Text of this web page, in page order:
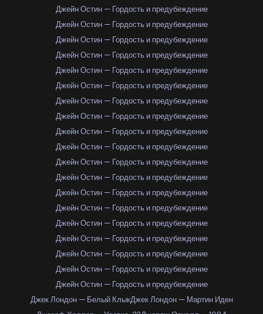
Джейн Остин — Гордость и предубеждение
Джейн Остин — Гордость и предубеждение
Джейн Остин — Гордость и предубеждение
Джейн Остин — Гордость и предубеждение
Джейн Остин — Гордость и предубеждение
Джейн Остин — Гордость и предубеждение
Джейн Остин — Гордость и предубеждение
Джейн Остин — Гордость и предубеждение
Джейн Остин — Гордость и предубеждение
Джейн Остин — Гордость и предубеждение
Джейн Остин — Гордость и предубеждение
Джейн Остин — Гордость и предубеждение
Джейн Остин — Гордость и предубеждение
Джейн Остин — Гордость и предубеждение
Джейн Остин — Гордость и предубеждение
Джейн Остин — Гордость и предубеждение
Джейн Остин — Гордость и предубеждение
Джейн Остин — Гордость и предубеждение
Джейн Остин — Гордость и предубеждение
Джек Лондон — Белый КлыкДжек Лондон — Мартин Иден